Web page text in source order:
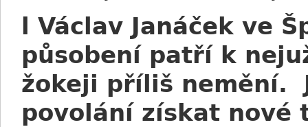
l Václav Janáček ve
působení patří k
žokeji příliš nemění.
povolání získat nové